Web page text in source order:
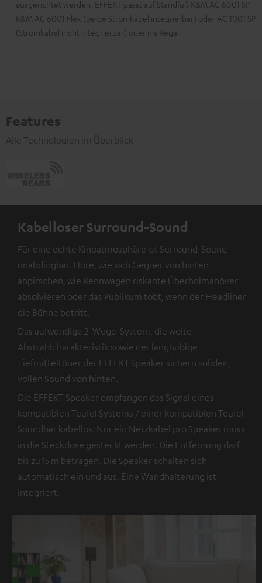
ausgerichtet werden, EFFEKT passt auf Standfuß K&M AC 6001 SP,
K&M AC 6001 Flex (beide Stromkabel integrierbar) oder AC 1001 SP
(Stromkabel nicht integrierbar) oder ins Regal
Features
Alle Technologien im Überblick
Kabelloser Surround-Sound
Für eine echte Kinoatmosphäre ist Surround-Sound
unabdingbar. Höre, wie sich Gegner von hinten
anpirschen, wie Rennwagen riskante Überholmanöver
absolvieren oder das Publikum tobt, wenn der Headliner
die Bühne betritt.
Das aufwendige 2-Wege-System, die weite
Abstrahlcharakteristik sowie der langhubige
Tiefmitteltöner der EFFEKT Speaker sichern soliden,
vollen Sound von hinten.
Die EFFEKT Speaker empfangen das Signal eines
kompatiblen Teufel Systems / einer kompatiblen Teufel
Soundbar kabellos. Nur ein Netzkabel pro Speaker muss
in die Steckdose gesteckt werden. Die Entfernung darf
bis zu 15 m betragen. Die Speaker schalten sich
automatisch ein und aus. Eine Wandhalterung ist
integriert.